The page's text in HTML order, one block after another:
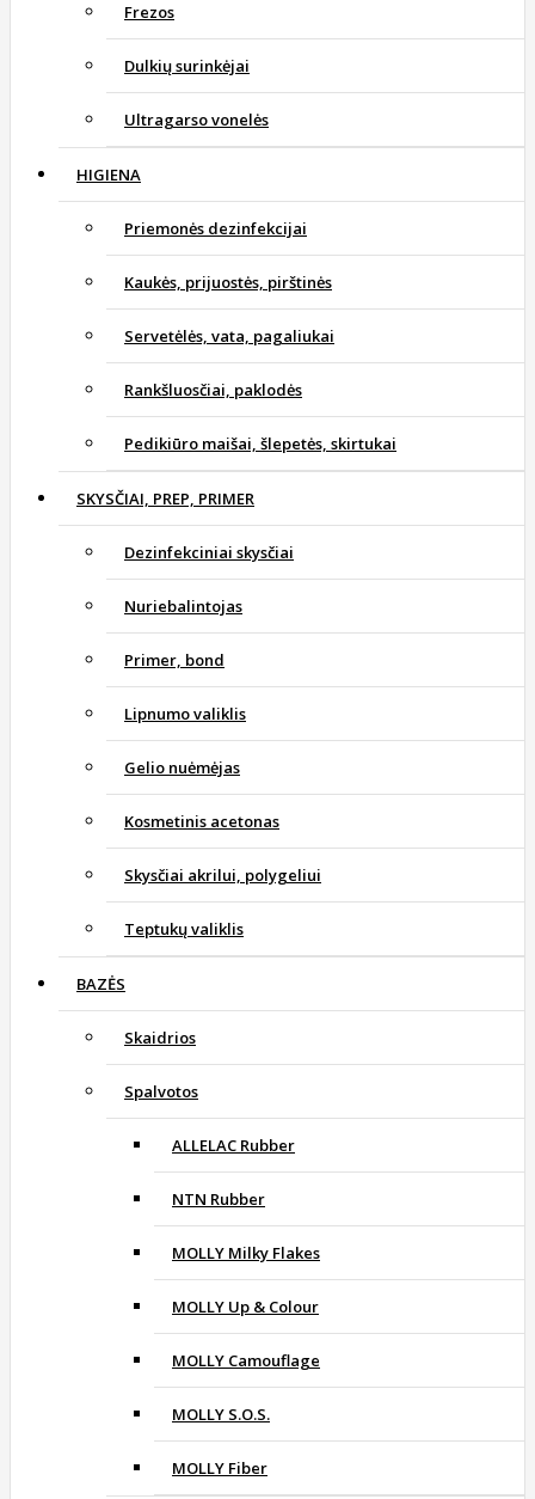
Frezos
Dulkių surinkėjai
Ultragarso vonelės
HIGIENA
Priemonės dezinfekcijai
Kaukės, prijuostės, pirštinės
Servetėlės, vata, pagaliukai
Rankšluosčiai, paklodės
Pedikiūro maišai, šlepetės, skirtukai
SKYSČIAI, PREP, PRIMER
Dezinfekciniai skysčiai
Nuriebalintojas
Primer, bond
Lipnumo valiklis
Gelio nuėmėjas
Kosmetinis acetonas
Skysčiai akrilui, polygeliui
Teptukų valiklis
BAZĖS
Skaidrios
Spalvotos
ALLELAC Rubber
NTN Rubber
MOLLY Milky Flakes
MOLLY Up & Colour
MOLLY Camouflage
MOLLY S.O.S.
MOLLY Fiber